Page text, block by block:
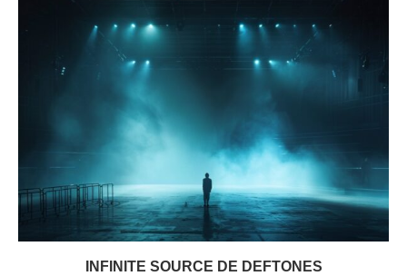
INFINITE SOURCE DE DEFTONES